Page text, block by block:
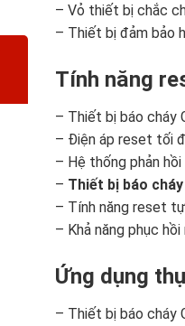
– Vỏ thiết bị chắc
– Thiết bị đảm bảo
Tính năng
– Thiết bị báo cháy
– Điện áp reset tối
– Hệ thống phản
– Thiết bị báo cháy
– Tính năng reset
– Khả năng phục
Ứng dụng
– Thiết bị báo cháy